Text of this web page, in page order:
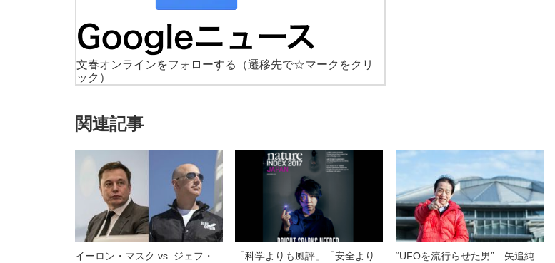
文春オンラインをフォローする
（遷移先で☆マークをクリ
ック）
関連記事
イーロン・マスク vs. ジェフ・
「科学よりも風評」「安全より
“UFOを流行らせた男” 矢追純